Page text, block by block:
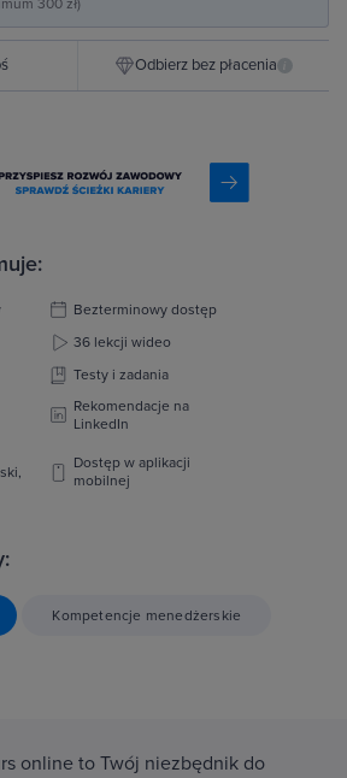
Odbierz bez płacenia i
Bezterminowy dostęp
36 lekcji wideo
Testy i zadania
Rekomendacje na
LinkedIn
Dostęp w aplikacji
mobilnej
Kompetencje menedżerskie
online to Twój niezbędnik do